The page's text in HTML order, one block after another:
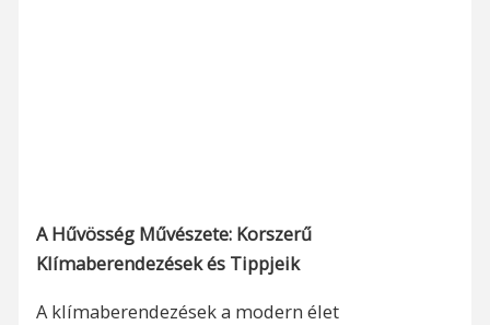
A Hűvösség Művészete: Korszerű
Klímaberendezések és Tippjeik
A klímaberendezések a modern élet